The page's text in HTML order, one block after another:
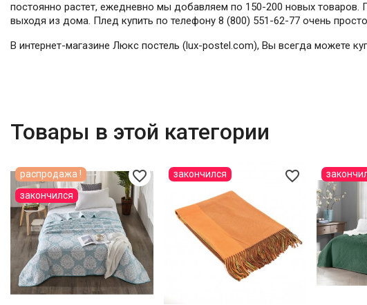
постоянно растет, ежедневно мы добавляем по 150-200 новых
выходя из дома. Плед купить по телефону 8 (800) 551-62-77 очень
В интернет-магазине Люкс постель (lux-postel.com), Вы всегда можете
Товары в этой категории
favorite_border
распродажа !
закончился
favorite_border
закончился